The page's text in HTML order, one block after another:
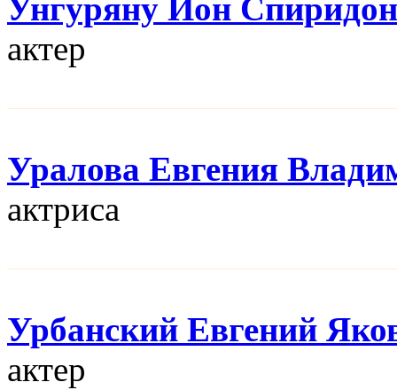
Унгуряну Ион
актер
Уралова Евгения
актриса
Урбанский Евгений
актер